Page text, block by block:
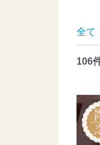
全て
106